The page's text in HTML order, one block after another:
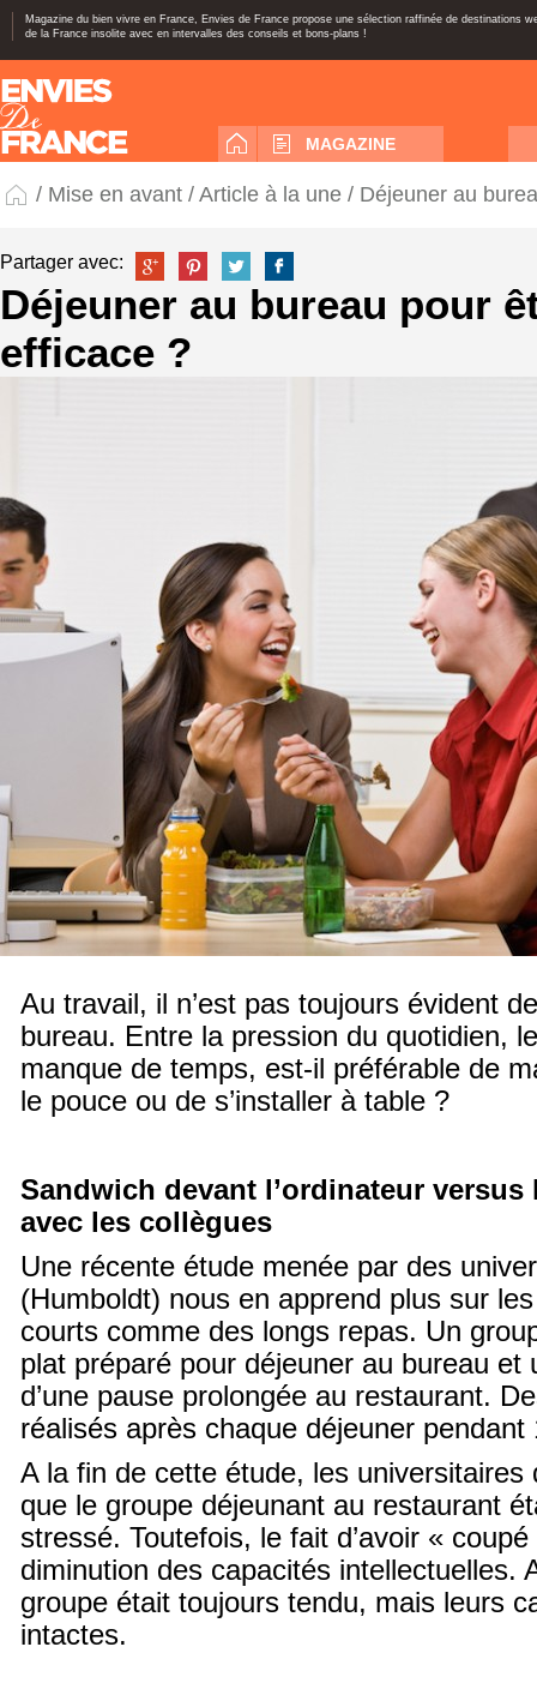
Magazine du bien vivre en France, Envies de France propose une sélection raffinée de destinations
de la France insolite avec en intervalles des conseils et bons-plans !
MAGAZINE
/ Mise en avant / Article à la une / Déjeuner au
Partager avec:
Déjeuner au bureau pour
efficace ?
Au travail, il n’est pas toujours évident
bureau. Entre la pression du quotidien,
manque de temps, est-il préférable de
le pouce ou de s’installer à table ?
Sandwich devant l’ordinateur versus
avec les collègues
Une récente étude menée par des
(Humboldt) nous en apprend plus sur
courts comme des longs repas. Un
plat préparé pour déjeuner au bureau et
d’une pause prolongée au restaurant.
réalisés après chaque déjeuner pendant
A la fin de cette étude, les universitaires
que le groupe déjeunant au restaurant
stressé. Toutefois, le fait d’avoir «
diminution des capacités intellectuelles.
groupe était toujours tendu, mais leurs
intactes.